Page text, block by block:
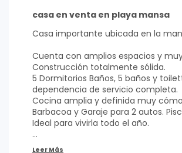
casa en venta en playa mansa
Casa importante ubicada en la
Cuenta con amplios espacios y
Construcción totalmente sólida.
5 Dormitorios Baños, 5 baños y toilette. +
dependencia de servicio completa.
Cocina amplia y definida muy
Barbacoa y Garaje para 2 autos.
Ideal para vivirla todo el año.
Consulte con nuestros asesores.